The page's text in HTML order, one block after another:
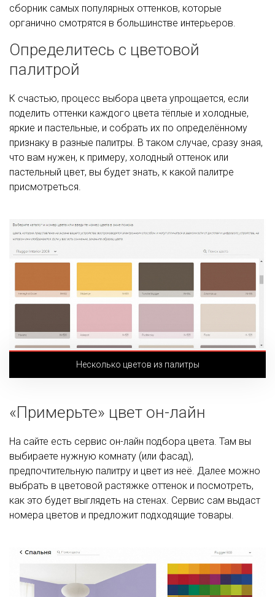
сборник самых популярных оттенков, которые
органично смотрятся в большинстве интерьеров.
Определитесь с цветовой
палитрой
К счастью, процесс выбора цвета упрощается, если
поделить оттенки каждого цвета тёплые и холодные,
яркие и пастельные, и собрать их по определённому
признаку в разные палитры. В таком случае, сразу зная,
что вам нужен, к примеру, холодный оттенок или
пастельный цвет, вы будет знать, к какой палитре
присмотреться.
Несколько цветов из палитры
«Примерьте» цвет он-лайн
На сайте есть сервис он-лайн подбора цвета. Там вы
выбираете нужную комнату (или фасад),
предпочтительную палитру и цвет из неё. Далее можно
выбрать в цветовой растяжке оттенок и посмотреть,
как это будет выглядеть на стенах. Сервис сам выдаст
номера цветов и предложит подходящие товары.